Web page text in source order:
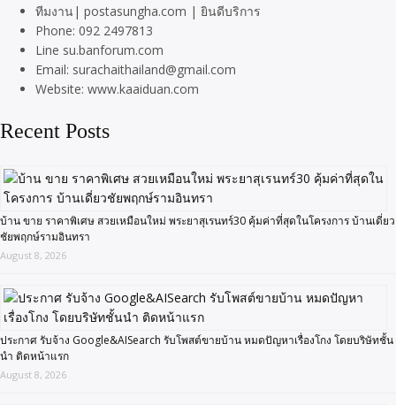
ทีมงาน| postasungha.com | ยินดีบริการ
Phone: 092 2497813
Line su.banforum.com
Email: surachaithailand@gmail.com
Website: www.kaaiduan.com
Recent Posts
บ้าน ขาย ราคาพิเศษ สวยเหมือนใหม่ พระยาสุเรนทร์30 คุ้มค่าที่สุดในโครงการ บ้านเดี่ยว
ชัยพฤกษ์รามอินทรา
August 8, 2026
ประกาศ รับจ้าง Google&AISearch รับโพสต์ขายบ้าน หมดปัญหาเรื่องโกง โดยบริษัทชั้น
นำ ติดหน้าแรก
August 8, 2026